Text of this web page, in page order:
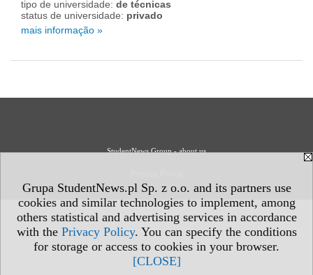
Grupa StudentNews.pl Sp. z o.o. and its partners use
cookies and similar technologies to implement, among
others statistical and advertising services in accordance
with the Privacy Policy. You can specify the conditions
for storage or access to cookies in your browser.
[CLOSE]
tipo de universidade: de técnicas
status de universidade: privado
mais informação »
StudentNews Group - about us